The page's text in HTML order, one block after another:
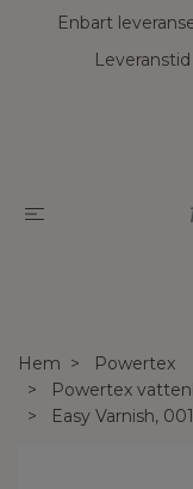
Enbart
Hem
Powertex
Powertex
Easy Varnish,